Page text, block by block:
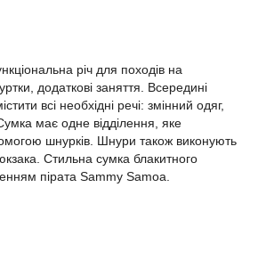
річ для походів на
додаткові заняття. Всередині
всі необхідні речі: змінний одяг,
має одне відділення, яке
шнурків. Шнури також виконують
Стильна сумка блакитного
пірата Sammy Samoa.